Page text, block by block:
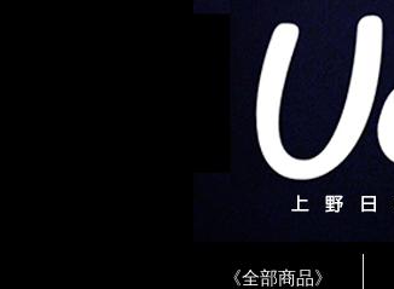
《全部商品》